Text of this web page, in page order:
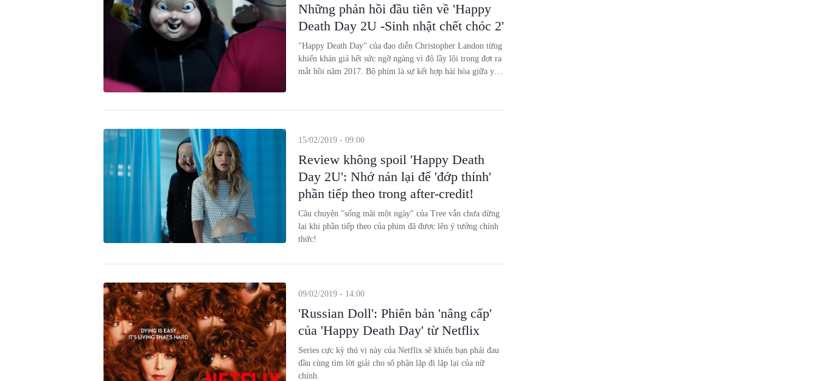
Những phản hồi đầu tiên về 'Happy
Death Day 2U -Sinh nhật chết chóc 2'
"Happy Death Day" của đạo diễn Christopher Landon từng
khiến khán giả hết sức ngỡ ngàng vì độ lầy lội trong đợt ra
mắt hồi năm 2017. Bộ phim là sự kết hợp hài hòa giữa yếu
Review không spoil 'Happy Death
Day 2U': Nhớ nán lại để 'đớp thính'
phần tiếp theo trong after-credit!
15/02/2019 - 09:00
Câu chuyện "sống mãi một ngày" của Tree vẫn chưa dừng
lại khi phần tiếp theo của phim đã được lên ý tưởng chính
thức!
'Russian Doll': Phiên bản 'nâng cấp'
của 'Happy Death Day' từ Netflix
09/02/2019 - 14:00
Series cực kỳ thú vị này của Netflix sẽ khiến bạn phải đau
đầu cùng tìm lời giải cho số phận lặp đi lặp lại của nữ
chính.